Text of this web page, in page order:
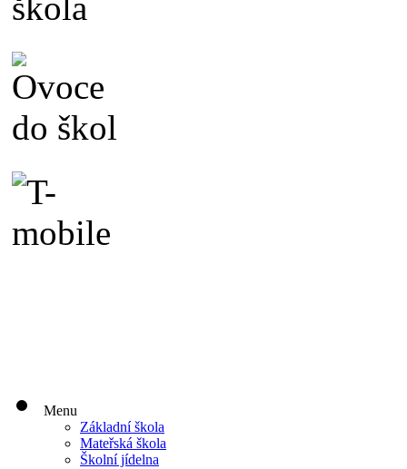
Menu
Základní škola
Mateřská škola
Školní jídelna